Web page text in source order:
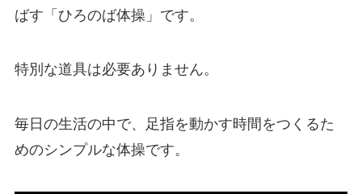
ばす「ひろのば体操」です。
特別な道具は必要ありません。
毎日の生活の中で、足指を動かす時間をつくるた
めのシンプルな体操です。